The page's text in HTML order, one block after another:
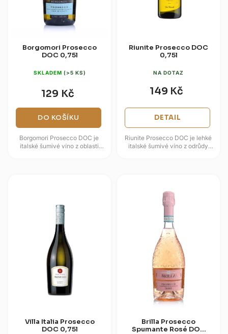
Borgomori Prosecco
DOC 0,75l
SKLADEM (>5 KS)
129 Kč
DO KOŠÍKU
Borgomori Prosecco DOC je
italské šumivé víno z oblasti
Riunite Prosecco DOC
0,75l
NA DOTAZ
149 Kč
DETAIL
Riunite Prosecco DOC je lehké
italské šumivé víno z odrůdy
Villa Italia Prosecco
DOC 0,75l
Brilla Prosecco
Spumante Rosé DOC